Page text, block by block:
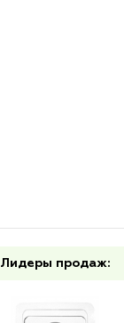
Лидеры продаж: